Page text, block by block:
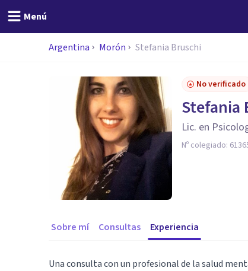
Menú
Argentina Morón Stefania Bruschi
No verificado
Stefania
Lic. en
Nº colegiado:
Sobre mí Consultas Experiencia
Una consulta con un profesional de la salud